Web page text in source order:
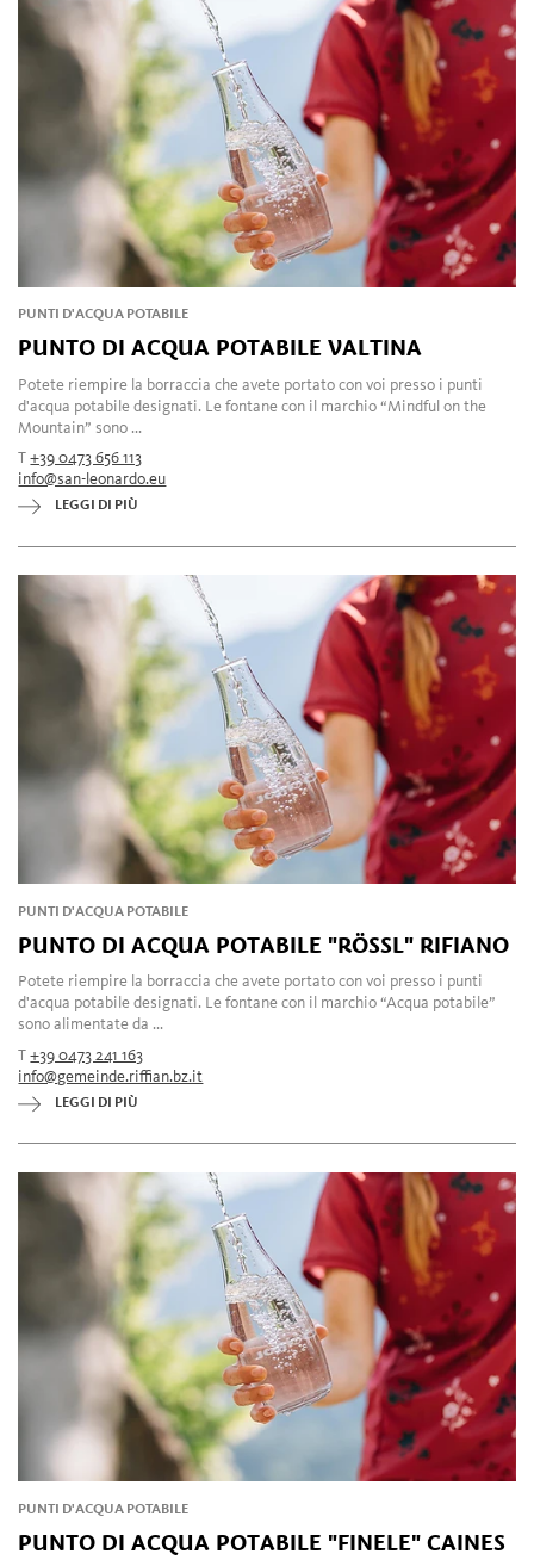
PUNTI D'ACQUA POTABILE
PUNTO DI ACQUA POTABILE VALTINA
Potete riempire la borraccia che avete portato con voi presso i punti
d'acqua potabile designati. Le fontane con il marchio “Mindful on the
Mountain” sono ...
T+39 0473 656 113
info@san-leonardo.eu
LEGGI DI PIÙ
PUNTI D'ACQUA POTABILE
PUNTO DI ACQUA POTABILE "RÖSSL" RIFIANO
Potete riempire la borraccia che avete portato con voi presso i punti
d'acqua potabile designati. Le fontane con il marchio “Acqua potabile”
sono alimentate da ...
T+39 0473 241 163
info@gemeinde.riffian.bz.it
LEGGI DI PIÙ
PUNTI D'ACQUA POTABILE
PUNTO DI ACQUA POTABILE "FINELE" CAINES